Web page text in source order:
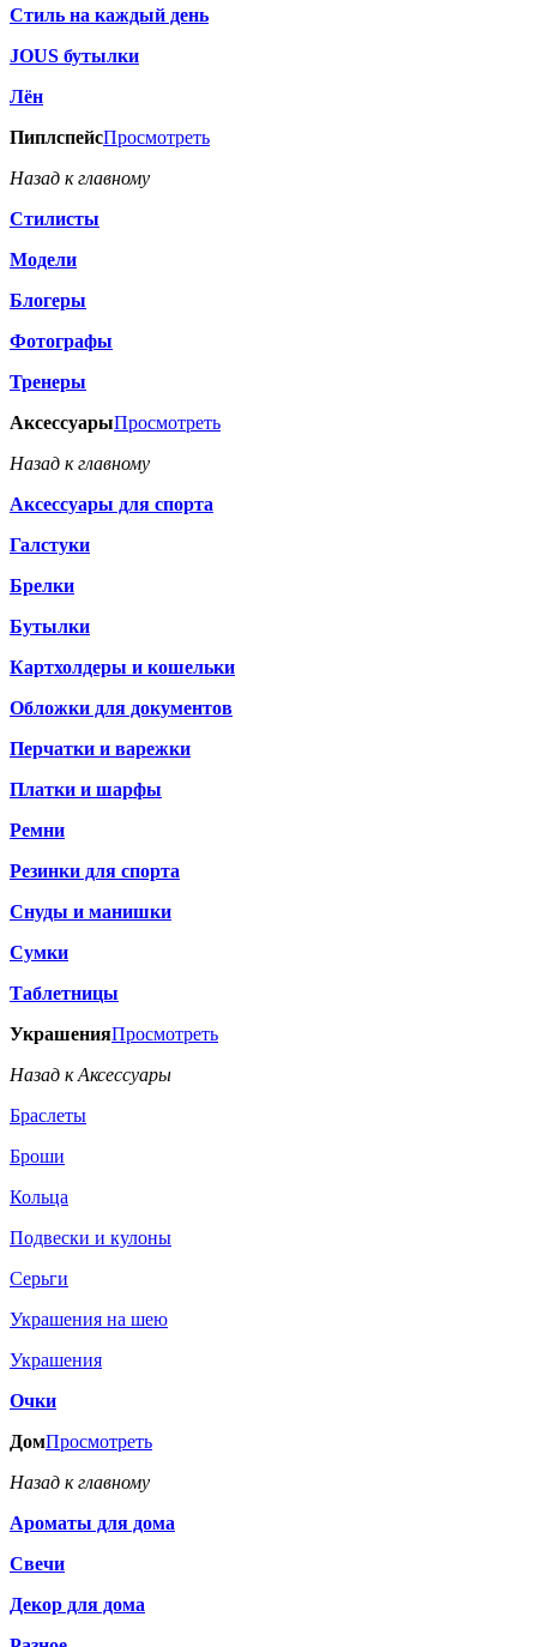
Стиль на каждый день
JOUS бутылки
Лён
ПиплспейсПросмотреть
Назад к главному
Стилисты
Модели
Блогеры
Фотографы
Тренеры
АксессуарыПросмотреть
Назад к главному
Аксессуары для спорта
Галстуки
Брелки
Бутылки
Картхолдеры и кошельки
Обложки для документов
Перчатки и варежки
Платки и шарфы
Ремни
Резинки для спорта
Снуды и манишки
Сумки
Таблетницы
УкрашенияПросмотреть
Назад к Аксессуары
Браслеты
Броши
Кольца
Подвески и кулоны
Серьги
Украшения на шею
Украшения
Очки
ДомПросмотреть
Назад к главному
Ароматы для дома
Свечи
Декор для дома